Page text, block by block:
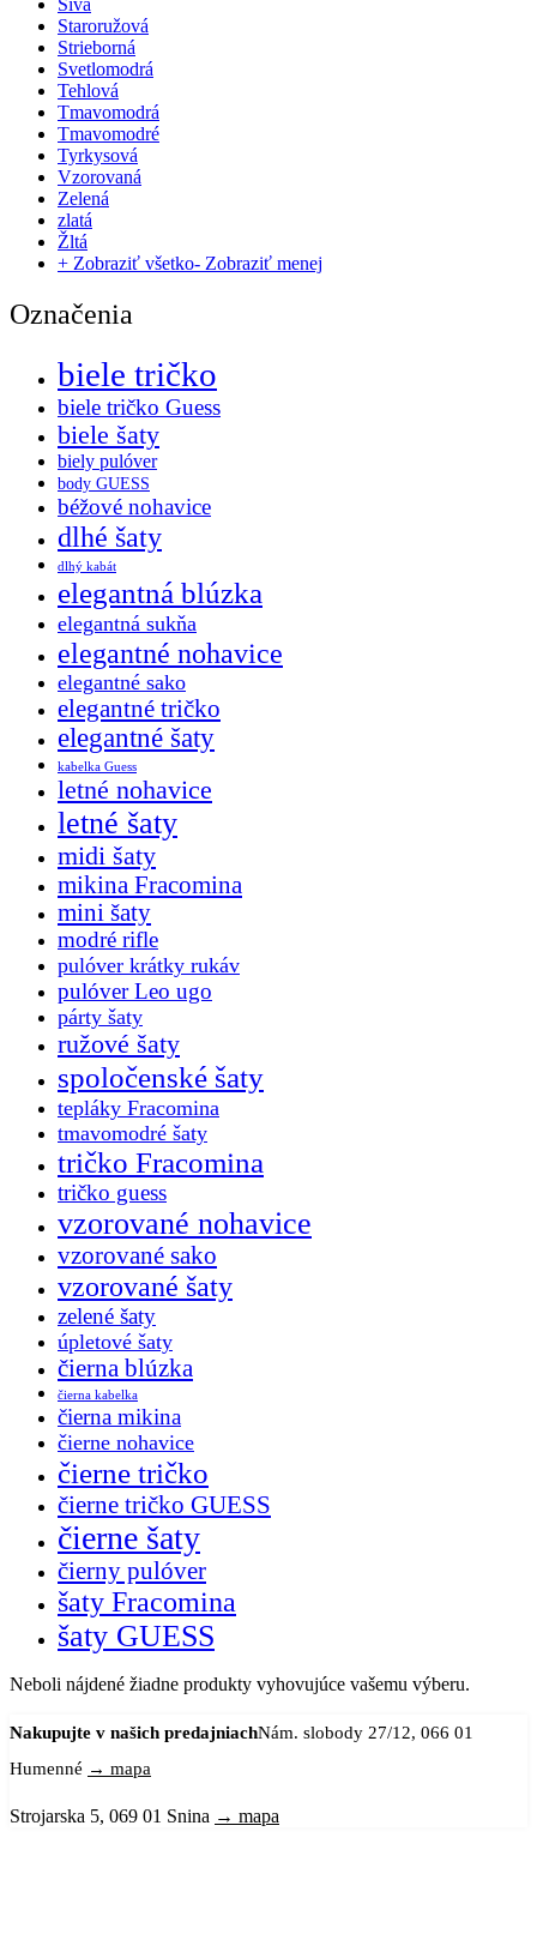
Staroružová
Strieborná
Svetlomodrá
Tehlová
Tmavomodrá
Tmavomodré
Tyrkysová
Vzorovaná
Zelená
zlatá
Žltá
+ Zobraziť všetko- Zobraziť menej
Označenia
biele tričko
biele tričko Guess
biele šaty
biely pulóver
body GUESS
béžové nohavice
dlhé šaty
dlhý kabát
elegantná blúzka
elegantná sukňa
elegantné nohavice
elegantné sako
elegantné tričko
elegantné šaty
kabelka Guess
letné nohavice
letné šaty
midi šaty
mikina Fracomina
mini šaty
modré rifle
pulóver krátky rukáv
pulóver Leo ugo
párty šaty
ružové šaty
spoločenské šaty
tepláky Fracomina
tmavomodré šaty
tričko Fracomina
tričko guess
vzorované nohavice
vzorované sako
vzorované šaty
zelené šaty
úpletové šaty
čierna blúzka
čierna kabelka
čierna mikina
čierne nohavice
čierne tričko
čierne tričko GUESS
čierne šaty
čierny pulóver
šaty Fracomina
šaty GUESS
Neboli nájdené žiadne produkty vyhovujúce vašemu výberu.
Nakupujte v našich predajniachNám. slobody 27/12, 066 01
Humenné → mapa
Strojarska 5, 069 01 Snina → mapa